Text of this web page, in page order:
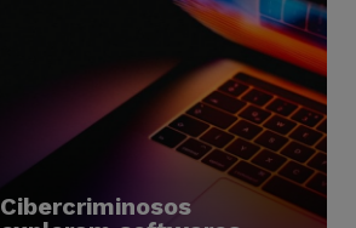
Cibercriminosos